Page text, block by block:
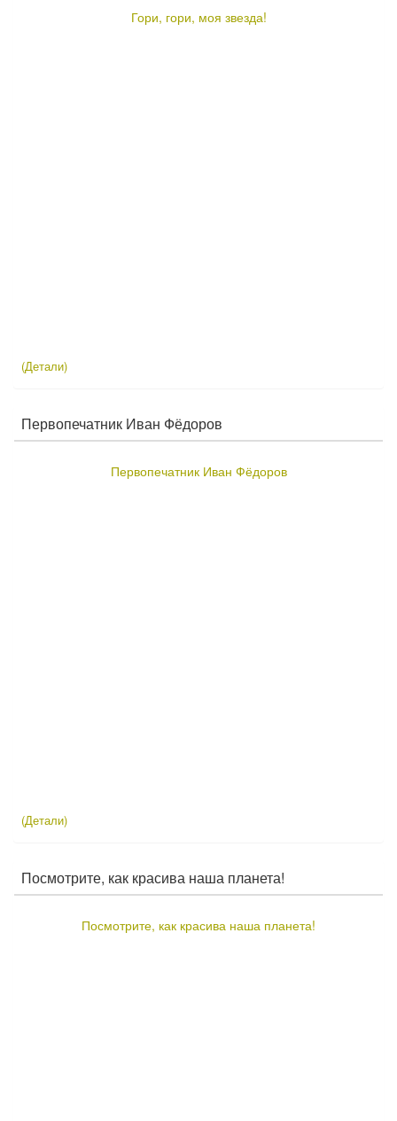
Гори, гори, моя звезда!
(Детали)
Первопечатник Иван Фёдоров
Первопечатник Иван Фёдоров
(Детали)
Посмотрите, как красива наша планета!
Посмотрите, как красива наша планета!